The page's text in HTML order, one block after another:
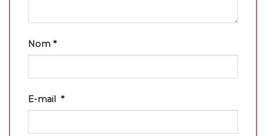
Nom *
E-mail *